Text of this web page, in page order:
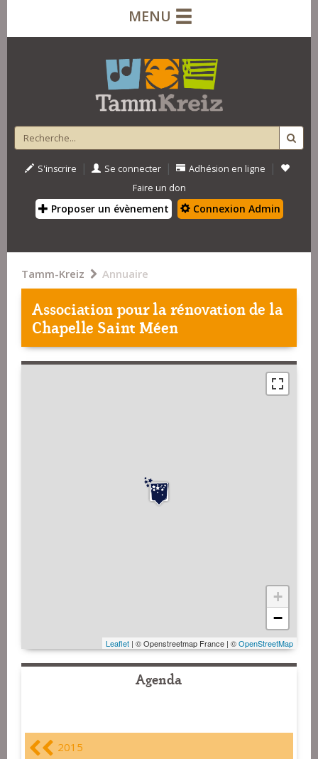
MENU
S'inscrire | Se connecter | Adhésion en ligne |
Faire un don
Proposer un évènement Connexion Admin
Tamm-Kreiz Annuaire
Association pour la rénovation de la
Chapelle Saint Méen
+
−
Leaflet | © Openstreetmap France | ©OpenStreetMap
Agenda
2015